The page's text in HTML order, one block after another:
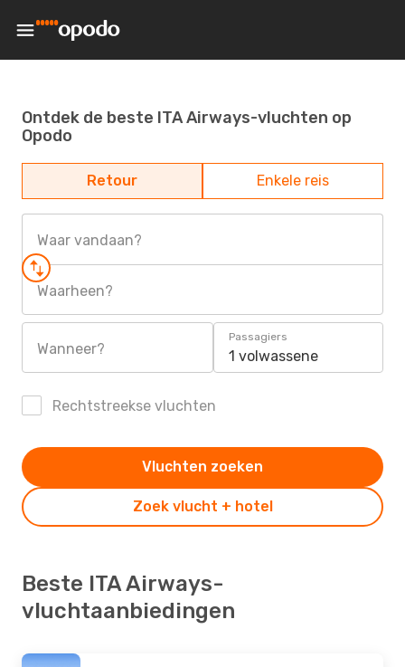
Ontdek de beste ITA Airways-vluchten op
Opodo
Retour Enkele reis
Waar vandaan?
Waarheen?
Wanneer?
Passagiers
1 volwassene
Rechtstreekse vluchten
Zoek vlucht + hotel
Vluchten zoeken
Beste ITA Airways-
vluchtaanbiedingen